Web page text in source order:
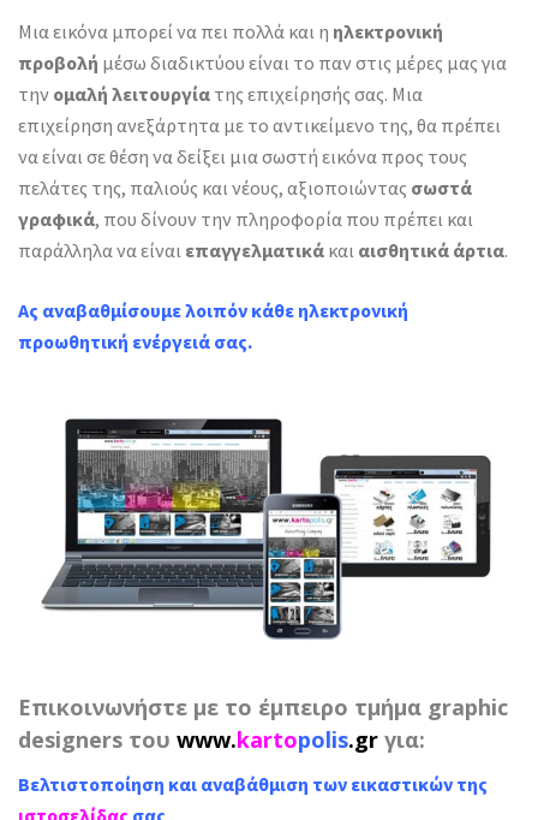
Μια εικόνα μπορεί να πει πολλά και η ηλεκτρονική
προβολή μέσω διαδικτύου είναι το παν στις μέρες μας για
την ομαλή λειτουργία της επιχείρησής σας. Μια
επιχείρηση ανεξάρτητα με το αντικείμενο της, θα πρέπει
να είναι σε θέση να δείξει μια σωστή εικόνα προς τους
πελάτες της, παλιούς και νέους, αξιοποιώντας σωστά
γραφικά, που δίνουν την πληροφορία που πρέπει και
παράλληλα να είναι επαγγελματικά και αισθητικά άρτια.
Ας αναβαθμίσουμε λοιπόν κάθε ηλεκτρονική
προωθητική ενέργειά σας.
Επικοινωνήστε με το έμπειρο τμήμα graphic
designers του www.kartopolis.gr για:
Βελτιστοποίηση και αναβάθμιση των εικαστικών της